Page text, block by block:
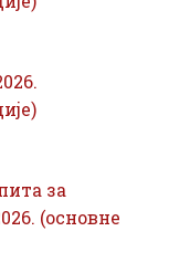
за
(основне